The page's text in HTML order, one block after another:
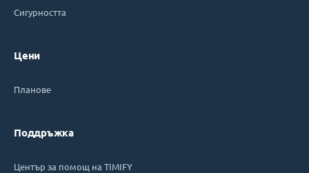
Сигурността
Цени
Планове
Поддръжка
Център за помощ на TIMIFY